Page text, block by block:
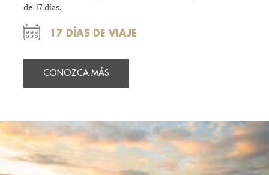
de 17 días.
17 DÍAS DE VIAJE
CONOZCA MÁS